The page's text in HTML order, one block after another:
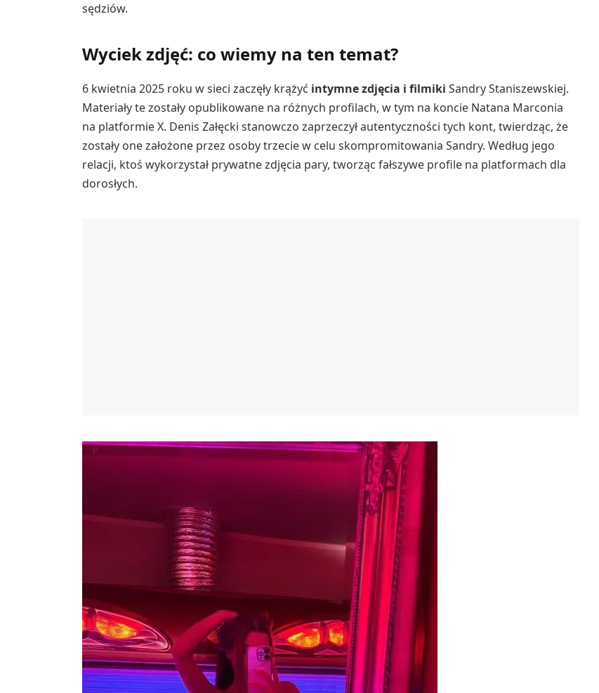
sędziów.
Wyciek zdjęć: co wiemy na ten temat?
6 kwietnia 2025 roku w sieci zaczęły krążyć intymne zdjęcia i filmiki Sandry Staniszewskiej.
Materiały te zostały opublikowane na różnych profilach, w tym na koncie Natana Marconia
na platformie X. Denis Załęcki stanowczo zaprzeczył autentyczności tych kont, twierdząc, że
zostały one założone przez osoby trzecie w celu skompromitowania Sandry. Według jego
relacji, ktoś wykorzystał prywatne zdjęcia pary, tworząc fałszywe profile na platformach dla
dorosłych.